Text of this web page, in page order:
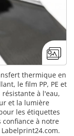
thermique en
le film PP, PE et
résistante à l'eau,
et la lumière
les étiquettes
confiance à notre